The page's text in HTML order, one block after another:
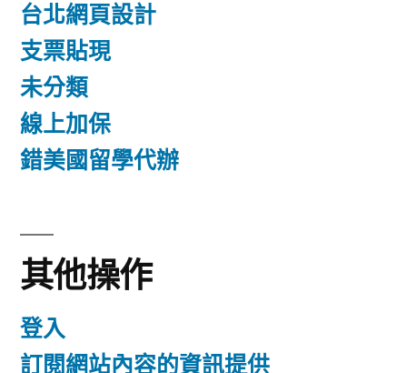
台北網頁設計
支票貼現
未分類
線上加保
錯美國留學代辦
其他操作
登入
訂閱網站內容的資訊提供